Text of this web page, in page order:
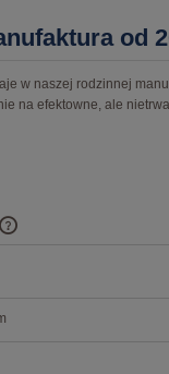
od
w naszej rodzinnej
na efektowne, ale